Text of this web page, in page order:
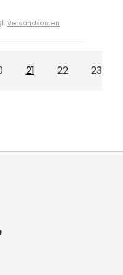
Versandkosten
21 22 23